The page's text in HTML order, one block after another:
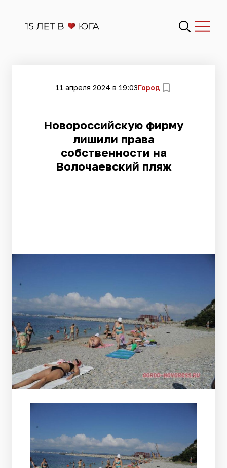
11 апреля 2024 в 19:03Город
Новороссийскую фирму
лишили права
собственности на
Волочаевский пляж